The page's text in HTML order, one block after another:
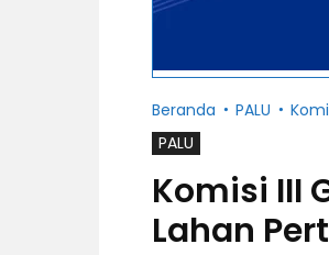
Beranda PALU
PALU
Komisi III
Lahan